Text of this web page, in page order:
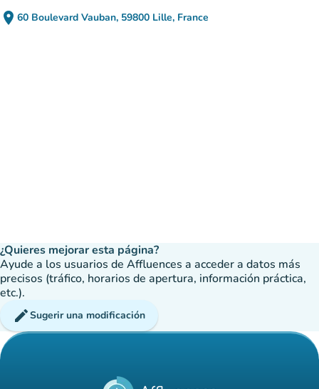
place 60 Boulevard Vauban, 59800 Lille, France
(abrir en Google Maps)
(nueva pestaña)
¿Quieres mejorar esta página?
Ayude a los usuarios de Affluences a acceder a datos más
precisos (tráfico, horarios de apertura, información práctica,
etc.).
editSugerir una modificación